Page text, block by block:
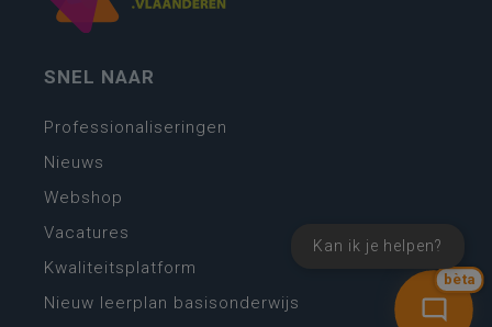
bèta
Kan ik je helpen?
SNEL NAAR
Professionaliseringen
Nieuws
Webshop
Vacatures
Kwaliteitsplatform
Nieuw leerplan basisonderwijs